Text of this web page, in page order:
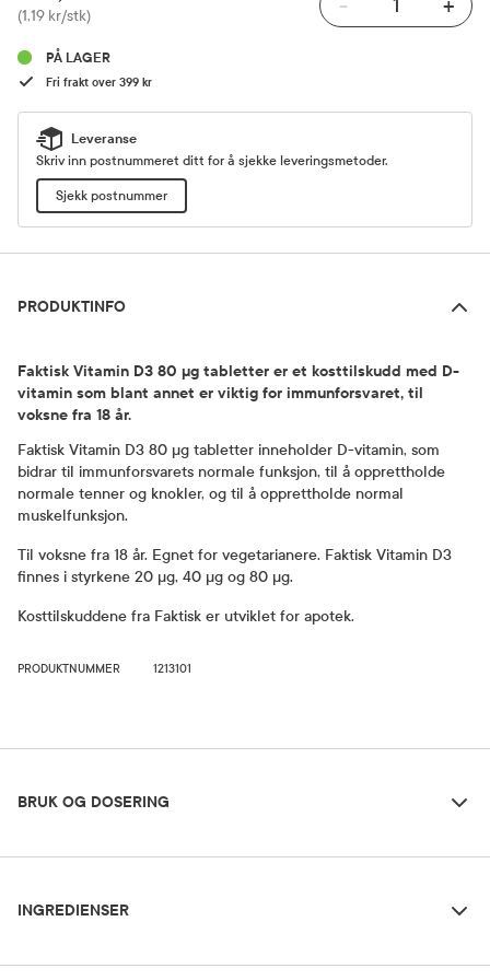
Pris
(1,19 kr/stk) - +
PÅ LAGER
Fri frakt over 399 kr
Leveranse
Skriv inn postnummeret ditt for å sjekke leveringsmetoder.
Sjekk postnummer
PRODUKTINFO
Faktisk Vitamin D3 80 µg tabletter er et kosttilskudd med D-
vitamin som blant annet er viktig for immunforsvaret, til
voksne fra 18 år.
Faktisk Vitamin D3 80 µg tabletter inneholder D-vitamin, som
bidrar til immunforsvarets normale funksjon, til å opprettholde
normale tenner og knokler, og til å opprettholde normal
muskelfunksjon.
Til voksne fra 18 år. Egnet for vegetarianere. Faktisk Vitamin D3
finnes i styrkene 20 µg, 40 µg og 80 µg.
Kosttilskuddene fra Faktisk er utviklet for apotek.
PRODUKTNUMMER 1213101
BRUK OG DOSERING
Anbefalt dosering voksne fra 18 år: 1 tablett daglig. Svelges med
INGREDIENSER